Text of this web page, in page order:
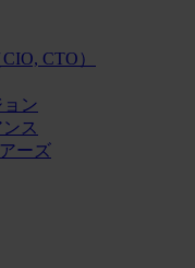
CTO）
ン
ス
ーズ